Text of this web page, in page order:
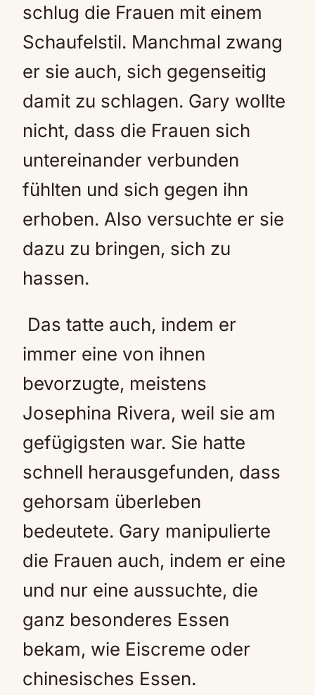
schlug die Frauen mit einem
Schaufelstil. Manchmal zwang
er sie auch, sich gegenseitig
damit zu schlagen. Gary wollte
nicht, dass die Frauen sich
untereinander verbunden
fühlten und sich gegen ihn
erhoben. Also versuchte er sie
dazu zu bringen, sich zu
hassen.
Das tatte auch, indem er
immer eine von ihnen
bevorzugte, meistens
Josephina Rivera, weil sie am
gefügigsten war. Sie hatte
schnell herausgefunden, dass
gehorsam überleben
bedeutete. Gary manipulierte
die Frauen auch, indem er eine
und nur eine aussuchte, die
ganz besonderes Essen
bekam, wie Eiscreme oder
chinesisches Essen.